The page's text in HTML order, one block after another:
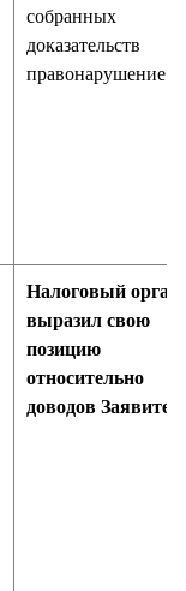
собранных
доказательств
правонарушение.
Налоговый орган
выразил свою
позицию
относительно
доводов